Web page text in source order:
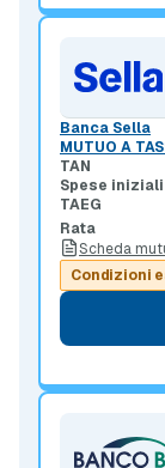
Banca Sella
MUTUO A
TAN
Spese iniziali
TAEG
Rata
Scheda
Condizioni